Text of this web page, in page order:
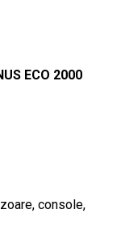
ECO 2000
console,